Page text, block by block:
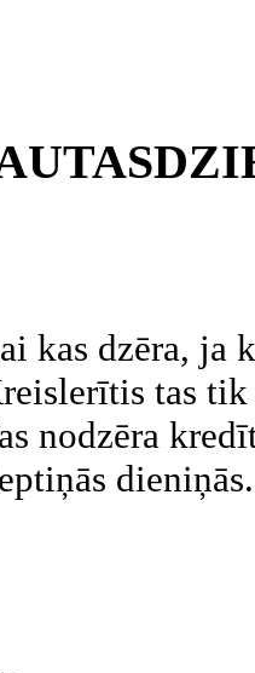
kas dzēra, ja
tas tik
nodzēra
dieniņās.